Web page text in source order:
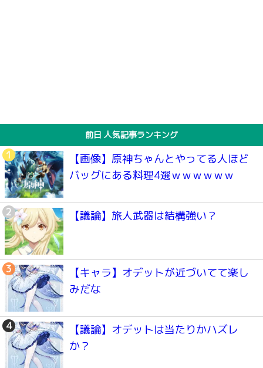
前日 人気記事ランキング
【画像】原神ちゃんとやってる人ほど
バッグにある料理4選ｗｗｗｗｗｗ
【議論】旅人武器は結構強い？
【キャラ】オデットが近づいてて楽し
みだな
【議論】オデットは当たりかハズレ
か？